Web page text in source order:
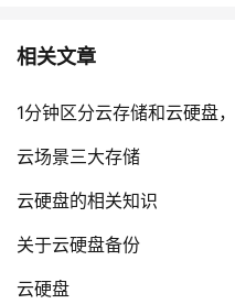
相关文章
1分钟区分云存储和云硬盘
云场景三大存储
云硬盘的相关知识
关于云硬盘备份
云硬盘